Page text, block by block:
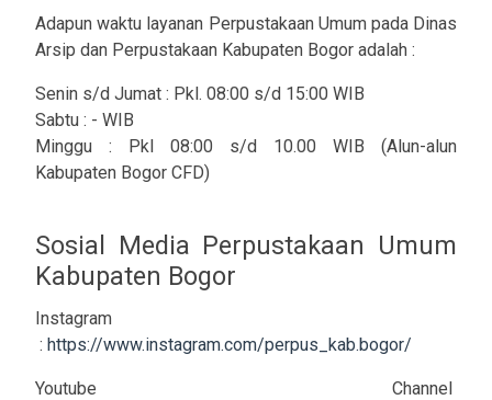
Adapun waktu layanan Perpustakaan Umum pada Dinas
Arsip dan Perpustakaan Kabupaten Bogor adalah :
Senin s/d Jumat : Pkl. 08:00 s/d 15:00 WIB
Sabtu : - WIB
Minggu : Pkl 08:00 s/d 10.00 WIB (Alun-alun
Kabupaten Bogor CFD)
Sosial Media Perpustakaan Umum
Kabupaten Bogor
Instagram
: https://www.instagram.com/perpus_kab.bogor/
Youtube Channel